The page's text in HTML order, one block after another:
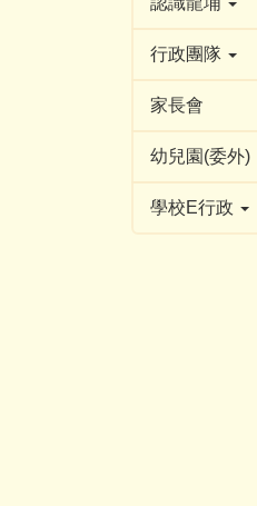
行政團隊
家長會
幼兒園(委外)
學校E行政